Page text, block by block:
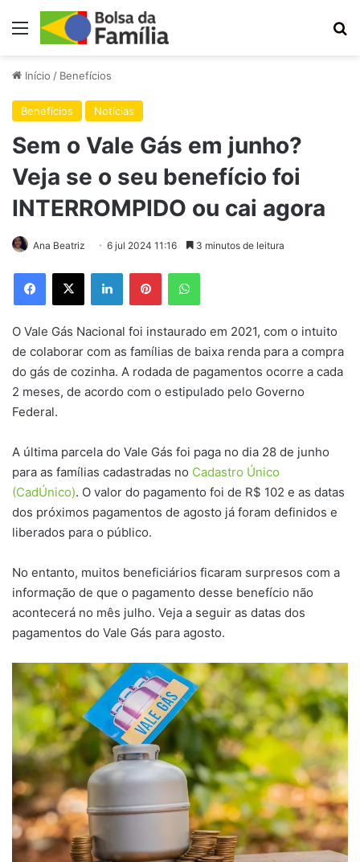
Menu
Início / Benefícios
Benefícios Notícias
Sem o Vale Gás em junho?
Veja se o seu benefício foi
INTERROMPIDO ou cai agora
Ana Beatriz 6 jul 2024 11:16 3 minutos de leitura
Facebook
X LinkedinPinterestWhatsApp
O Vale Gás Nacional foi instaurado em 2021, com o intuito
de colaborar com as famílias de baixa renda para a compra
do gás de cozinha. A rodada de pagamentos ocorre a cada
2 meses, de acordo com o estipulado pelo Governo
Federal.
A última parcela do Vale Gás foi paga no dia 28 de junho
para as famílias cadastradas no Cadastro Único
(CadÚnico). O valor do pagamento foi de R$ 102 e as datas
dos próximos pagamentos de agosto já foram definidos e
liberados para o público.
No entanto, muitos beneficiários ficaram surpresos com a
informação de que o pagamento desse benefício não
acontecerá no mês julho. Veja a seguir as datas dos
pagamentos do Vale Gás para agosto.